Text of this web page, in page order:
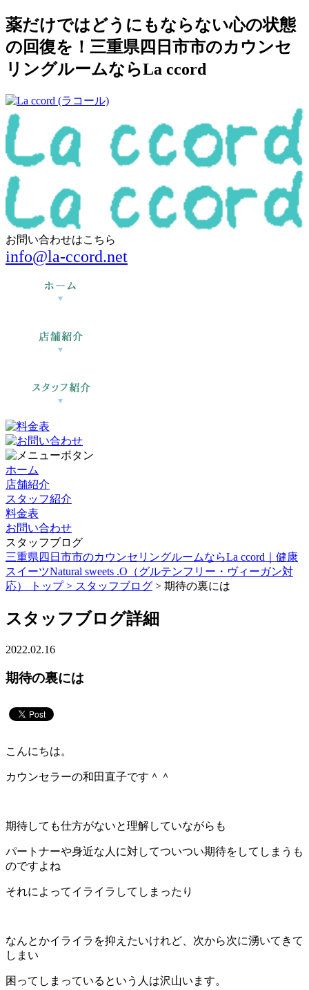
薬だけではどうにもならない心の状態
の回復を！三重県四日市市のカウンセ
リングルームならLa ccord
お問い合わせはこちら
info@la-ccord.net
ホーム
店舗紹介
スタッフ紹介
料金表
お問い合わせ
スタッフブログ
三重県四日市市のカウンセリングルームならLa ccord｜健康
スイーツNatural sweets .O（グルテンフリー・ヴィーガン対
応） トップ > スタッフブログ > 期待の裏には
スタッフブログ詳細
2022.02.16
期待の裏には
こんにちは。
カウンセラーの和田直子です＾＾
期待しても仕方がないと理解していながらも
パートナーや身近な人に対してついつい期待をしてしまうも
のですよね
それによってイライラしてしまったり
なんとかイライラを抑えたいけれど、次から次に湧いてきて
しまい
困ってしまっているという人は沢山います。